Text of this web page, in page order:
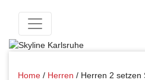
Home / Herren / Herren 2 setzen